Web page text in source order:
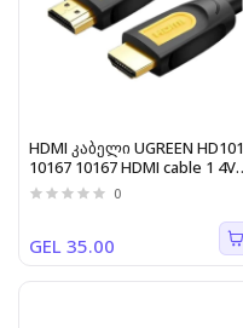
HDMI კაბელი UGREEN HD101
10167 10167 HDMI cable 1 4V
full copper 19+1 5M
0
GEL 35.00